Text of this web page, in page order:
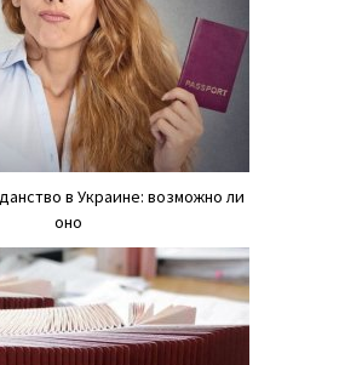
в Украине: возможно ли
оно